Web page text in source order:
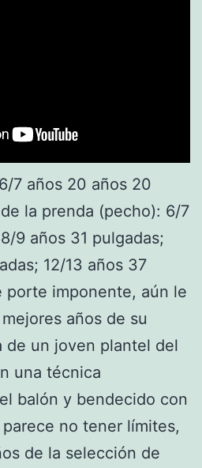
7 años 20 años 20
la prenda (pecho): 6/7
9 años 31 pulgadas;
12/13 años 37
porte imponente, aún le
años de su
de un joven plantel del
una técnica
balón y bendecido con
no tener límites,
de la selección de